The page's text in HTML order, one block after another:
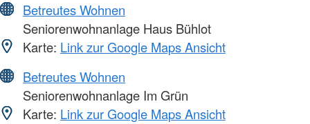
Betreutes Wohnen
Seniorenwohnanlage Haus Bühlot
Karte: Link zur Google Maps Ansicht
Betreutes Wohnen
Seniorenwohnanlage Im Grün
Karte: Link zur Google Maps Ansicht